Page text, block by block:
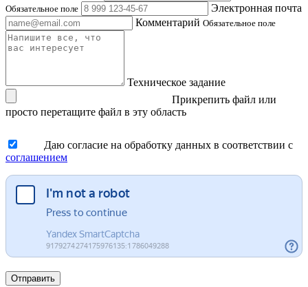
Обязательное поле
Электронная почта
Комментарий Обязательное поле
Техническое задание
Прикрепить файл или
просто перетащите файл в эту область
Даю согласие на обработку данных в соответствии с
соглашением
Отправить